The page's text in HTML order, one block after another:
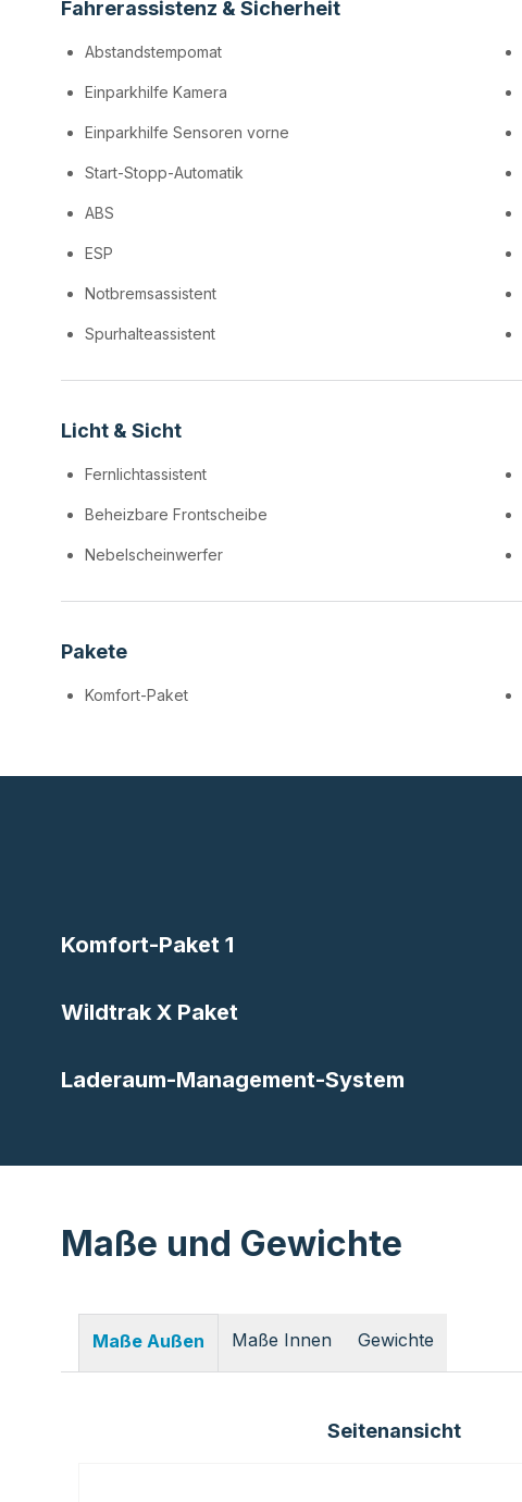
Fahrerassistenz & Sicherheit
Abstandstempomat
Einparkhilfe Kamera
Einparkhilfe Sensoren vorne
Start-Stopp-Automatik
ABS
ESP
Notbremsassistent
Spurhalteassistent
Licht & Sicht
Fernlichtassistent
Beheizbare Frontscheibe
Nebelscheinwerfer
Pakete
Komfort-Paket
Komfort-Paket 1
Wildtrak X Paket
Laderaum-Management-System
Maße und Gewichte
Maße Außen Maße Innen Gewichte
Seitenansicht